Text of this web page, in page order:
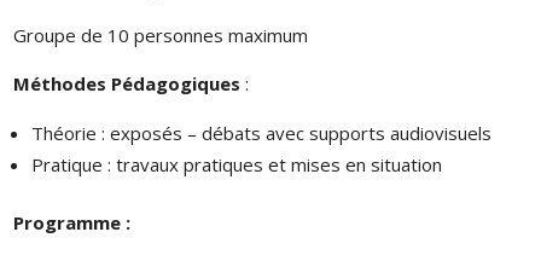
Groupe de 10 personnes maximum
Méthodes Pédagogiques :
Théorie : exposés – débats avec supports audiovisuels
Pratique : travaux pratiques et mises en situation
Programme :